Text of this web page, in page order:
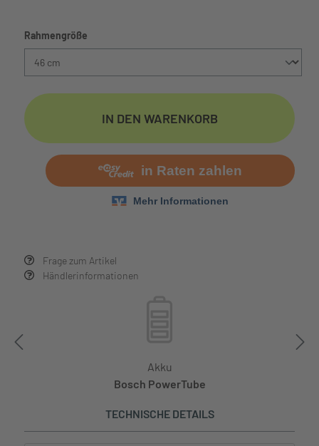
Frage zum Artikel
Händlerinformationen
Rahmengröße
IN DEN WARENKORB
Akku
Bosch PowerTube
TECHNISCHE DETAILS